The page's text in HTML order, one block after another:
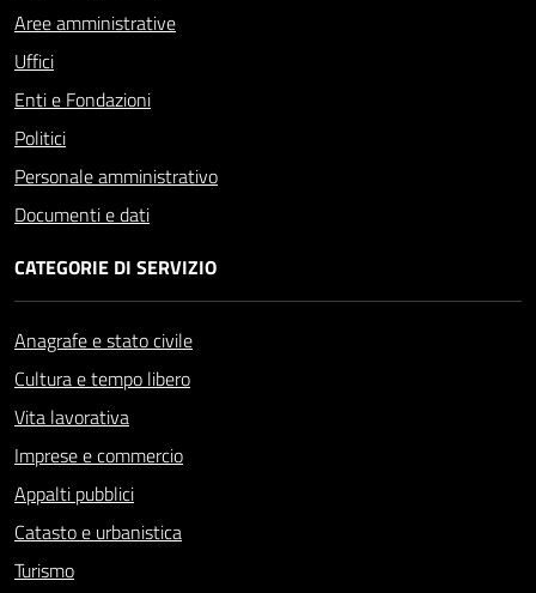
Aree amministrative
Uffici
Enti e Fondazioni
Politici
Personale amministrativo
Documenti e dati
CATEGORIE DI SERVIZIO
Anagrafe e stato civile
Cultura e tempo libero
Vita lavorativa
Imprese e commercio
Appalti pubblici
Catasto e urbanistica
Turismo